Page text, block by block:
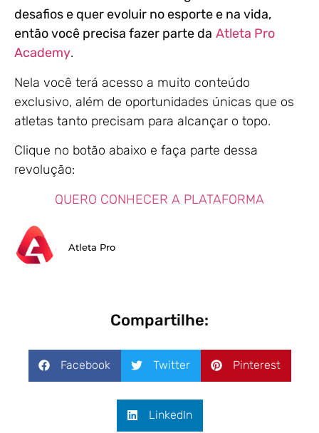
desafios e quer evoluir no esporte e na vida,
então você precisa fazer parte da Atleta Pro
Academy.
Nela você terá acesso a muito conteúdo
exclusivo, além de oportunidades únicas que os
atletas tanto precisam para alcançar o topo.
Clique no botão abaixo e faça parte dessa
revolução:
QUERO CONHECER A PLATAFORMA
Atleta Pro
Compartilhe:
Facebook Twitter Pinterest
LinkedIn